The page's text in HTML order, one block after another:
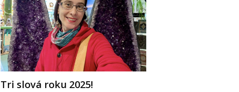
Tri slová roku 2025!